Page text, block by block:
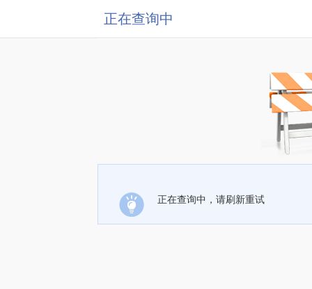
正在查询中
正在查询中，请刷新重试